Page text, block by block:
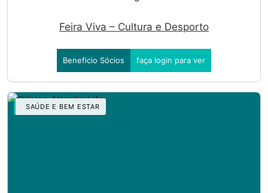
Feira Viva – Cultura e Desporto
Beneficio Sócios faça login para ver
SAÚDE E BEM ESTAR